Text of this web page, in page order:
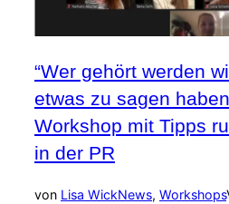
“Wer gehört werden
etwas zu sagen
Workshop mit Tipps
in der PR
von Lisa WickNews, Workshops